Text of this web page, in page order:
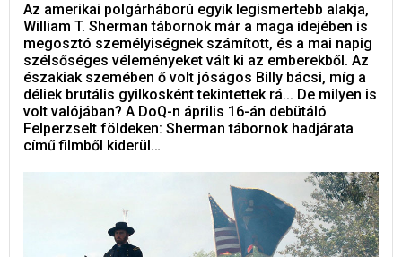
Az amerikai polgárháború egyik legismertebb alakja,
William T. Sherman tábornok már a maga idejében is
megosztó személyiségnek számított, és a mai napig
szélsőséges véleményeket vált ki az emberekből. Az
északiak szemében ő volt jóságos Billy bácsi, míg a
déliek brutális gyilkosként tekintettek rá... De milyen is
volt valójában? A DoQ-n április 16-án debütáló
Felperzselt földeken: Sherman tábornok hadjárata
című filmből kiderül…